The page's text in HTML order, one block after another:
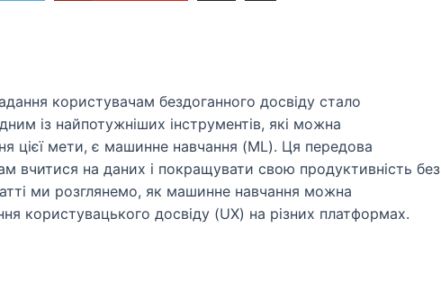
користувачам бездоганного досвіду стало
із найпотужніших інструментів, які можна
цієї мети, є машинне навчання (ML). Ця передова
вчитися на даних і покращувати свою продуктивність без
ми розглянемо, як машинне навчання можна
користувацького досвіду (UX) на різних платформах.